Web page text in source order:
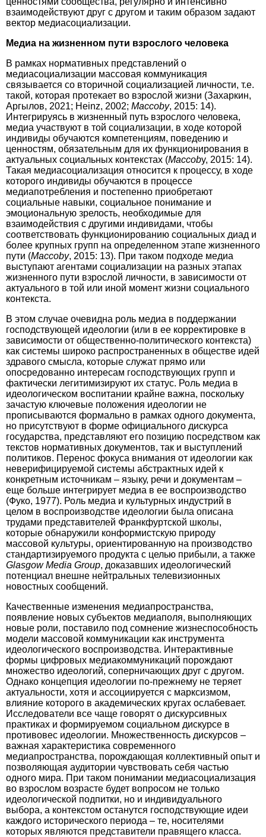
взаимодействуют друг с другом и таким образом задают
вектор медиасоциализации.
Медиа на жизненном пути взрослого человека
В рамках нормативных представлений о
медиасоциализации массовая коммуникация
связывается со вторичной социализацией личности, т.е.
такой, которая протекает во взрослой жизни (Захаркин,
Аргылов, 2021; Heinz, 2002; Maccoby, 2015: 14).
Интегрируясь в жизненный путь взрослого человека,
медиа участвуют в той социализации, в ходе которой
индивиды обучаются компетенциям, поведению и
ценностям, обязательным для их функционирования в
актуальных социальных контекстах (Maccoby, 2015: 14).
Такая медиасоциализация относится к процессу, в ходе
которого индивиды обучаются в процессе
медиапотребления и постепенно приобретают
социальные навыки, социальное понимание и
эмоциональную зрелость, необходимые для
взаимодействия с другими индивидами, чтобы
соответствовать функционированию социальных диад и
более крупных групп на определенном этапе жизненного
пути (Maccoby, 2015: 13). При таком подходе медиа
выступают агентами социализации на разных этапах
жизненного пути взрослой личности, в зависимости от
актуального в той или иной момент жизни социального
контекста.
В этом случае очевидна роль медиа в поддержании
господствующей идеологии (или в ее корректировке в
зависимости от общественно-политического контекста)
как системы широко распространенных в обществе идей
здравого смысла, которые служат прямо или
опосредованно интересам господствующих групп и
фактически легитимизируют их статус. Роль медиа в
идеологическом воспитании крайне важна, поскольку
зачастую ключевые положения идеологии не
прописываются формально в рамках одного документа,
но присутствуют в форме официального дискурса
государства, представляют его позицию посредством как
текстов нормативных документов, так и выступлений
политиков. Перенос фокуса внимания от идеологии как
неверифицируемой системы абстрактных идей к
конкретным источникам – языку, речи и документам –
еще больше интегрирует медиа в ее воспроизводство
(Фуко, 1977). Роль медиа и культурных индустрий в
целом в воспроизводстве идеологии была описана
трудами представителей Франкфуртской школы,
которые обнаружили конформистскую природу
массовой культуры, ориентированную на производство
стандартизируемого продукта с целью прибыли, а также
GlasgowMedia Group, доказавших идеологический
потенциал внешне нейтральных телевизионных
новостных сообщений.
Качественные изменения медиапространства,
появление новых субъектов медиаполя, выполняющих
новые роли, поставило под сомнение жизнеспособность
модели массовой коммуникации как инструмента
идеологического воспроизводства. Интерактивные
формы цифровых медиакоммуникаций порождают
множество идеологий, соперничающих друг с другом.
Однако концепция идеологии по-прежнему не теряет
актуальности, хотя и ассоциируется с марксизмом,
влияние которого в академических кругах ослабевает.
Исследователи все чаще говорят о дискурсивных
практиках и формируемом социальном дискурсе в
противовес идеологии. Множественность дискурсов –
важная характеристика современного
медиапространства, порождающая коллективный опыт и
позволяющая аудитории чувствовать себя частью
одного мира. При таком понимании медиасоциализация
во взрослом возрасте будет вопросом не только
идеологической подпитки, но и индивидуального
выбора, а контекстом останутся господствующие идеи
каждого исторического периода – те, носителями
которых являются представители правящего класса.